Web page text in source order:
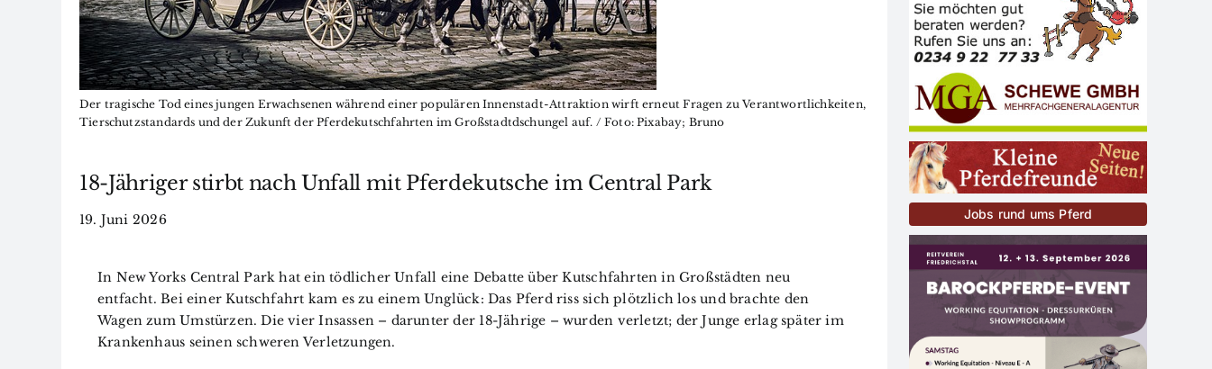
Der tragische Tod eines jungen Erwachsenen während einer populären Innenstadt-Attraktion wirft erneut Fragen zu Verantwortlichkeiten,
Tierschutzstandards und der Zukunft der Pferdekutschfahrten im Großstadtdschungel auf. / Foto: Pixabay; Bruno
18-Jähriger stirbt nach Unfall mit Pferdekutsche im Central Park
19. Juni 2026
In New Yorks Central Park hat ein tödlicher Unfall eine Debatte über Kutschfahrten in Großstädten neu
entfacht. Bei einer Kutschfahrt kam es zu einem Unglück: Das Pferd riss sich plötzlich los und brachte den
Wagen zum Umstürzen. Die vier Insassen – darunter der 18-Jährige – wurden verletzt; der Junge erlag später im
Krankenhaus seinen schweren Verletzungen.
Jobs rund ums Pferd